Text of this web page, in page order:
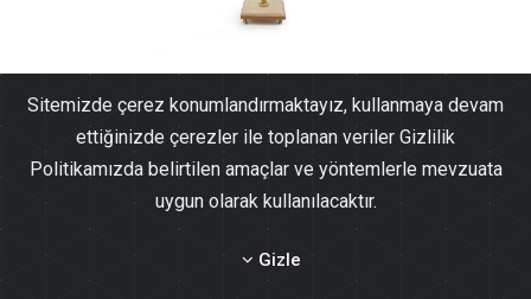
Samos Bahçe Şemsiye Çap 300
21,990.03₺
Sitemizde çerez konumlandırmaktayız, kullanmaya devam
ettiğinizde çerezler ile toplanan veriler Gizlilik
Politikamızda belirtilen amaçlar ve yöntemlerle mevzuata
uygun olarak kullanılacaktır.
Gizle